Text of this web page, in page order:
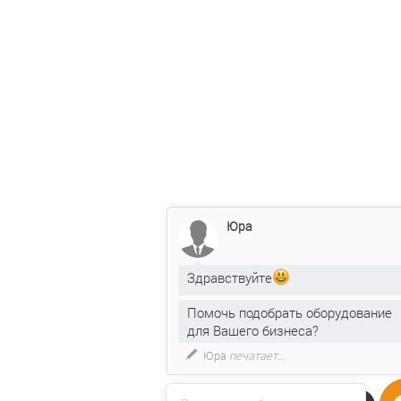
Юра
Здравствуйте
Помочь подобрать оборудование
для Вашего бизнеса?
Юра печатает...